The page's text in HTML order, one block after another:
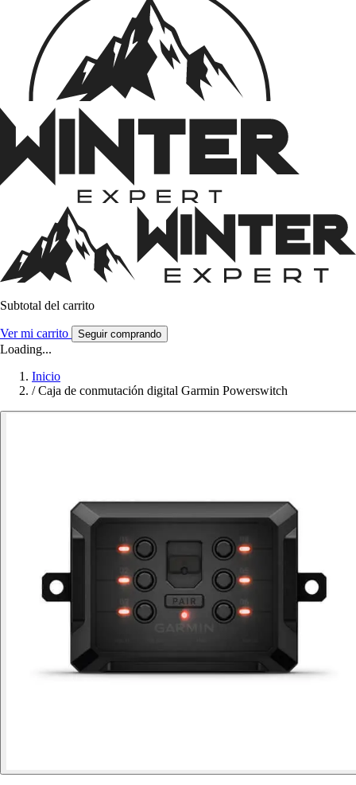
Subtotal del carrito
Ver mi carrito Seguir comprando
Loading...
Inicio
/ Caja de conmutación digital Garmin Powerswitch